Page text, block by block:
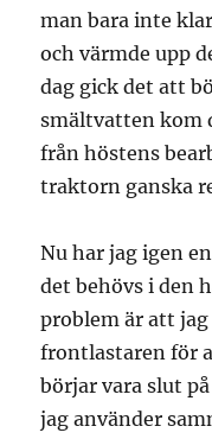
man bara inte
och värmde upp
dag gick det att
smältvatten kom
från höstens
traktorn ganska
Nu har jag igen
det behövs i den
problem är att
frontlastaren för
börjar vara slut
jag använder